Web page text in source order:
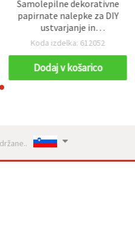
Samolepilne dekorativne
papirnate nalepke za DIY
ustvarjanje in
scrapbooking, 36 × 36
Koda izdelka: 612052
Dodaj v košarico